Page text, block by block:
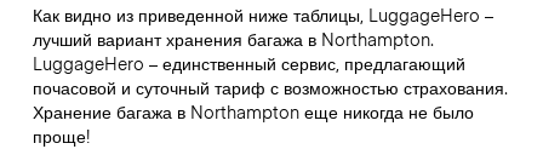
Как видно из приведенной ниже таблицы, LuggageHero –
лучший вариант хранения багажа в Northampton.
LuggageHero – единственный сервис, предлагающий
почасовой и суточный тариф с возможностью страхования.
Хранение багажа в Northamptonеще никогда не было
проще!